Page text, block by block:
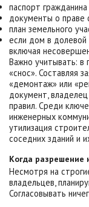
паспорт
документы о праве
план земельного
если дом в долевой
включая
Важно учитывать: в
«снос». Составляя
«демонтаж» или
документ,
правил. Среди
инженерных
утилизация
соседних зданий и
Когда разрешение
Несмотря на
владельцев,
Согласовывать